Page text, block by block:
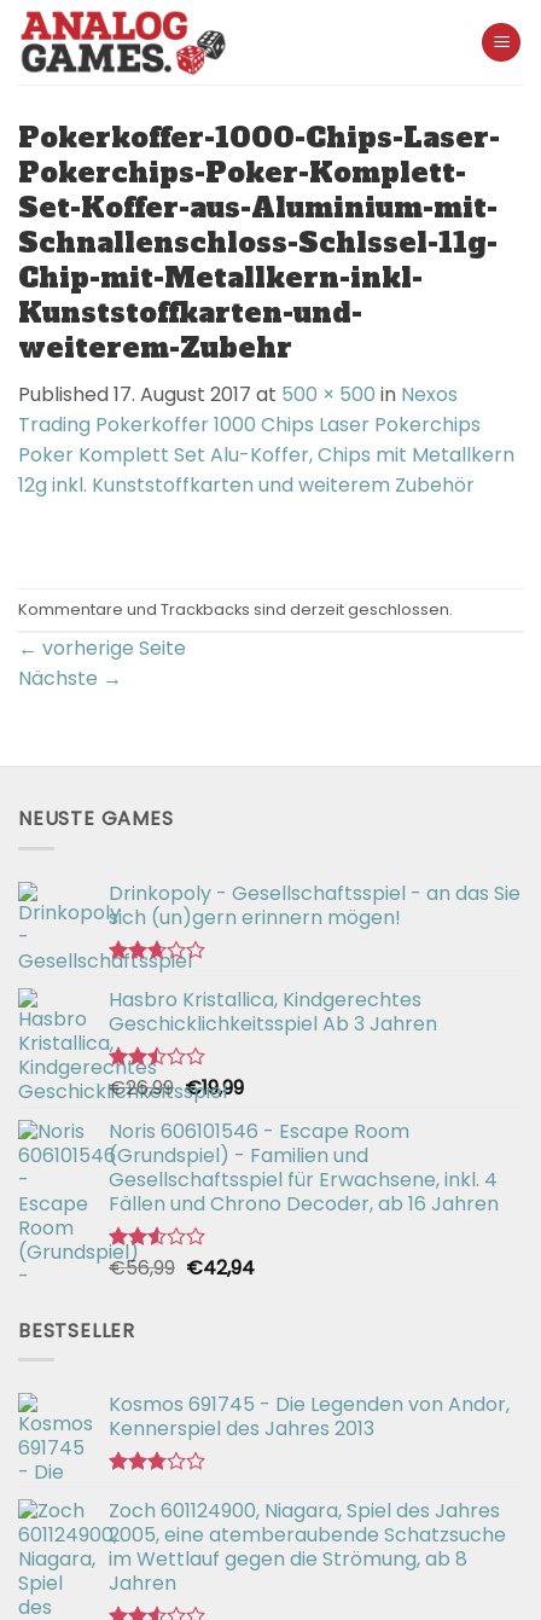
Skip
content
Pokerkoffer-1000-Chips-Laser-
Pokerchips-Poker-Komplett-
Set-Koffer-aus-Aluminium-mit-
Schnallenschloss-Schlssel-11g-
Chip-mit-Metallkern-inkl-
Kunststoffkarten-und-
weiterem-Zubehr
Published17. August 2017 at 500 × 500 in Nexos
Trading Pokerkoffer 1000 Chips Laser Pokerchips
Poker Komplett Set Alu-Koffer, Chips mit Metallkern
12g inkl. Kunststoffkarten und weiterem Zubehör
Kommentare und Trackbacks sind derzeit geschlossen.
← vorherige Seite
Nächste →
NEUSTE GAMES
Drinkopoly - Gesellschaftsspiel - an das Sie
sich (un)gern erinnern mögen!
Bewertet
mit
2.67
von 5
Hasbro Kristallica, Kindgerechtes
Geschicklichkeitsspiel Ab 3 Jahren
Bewertet
mit
2.49
von 5
€26,99 Ursprünglicher
Preis
war:
€26,99
€19,99Aktueller
ist:
€19,99.
Noris 606101546 - Escape Room
(Grundspiel) - Familien und
Gesellschaftsspiel für Erwachsene, inkl. 4
Fällen und Chrono Decoder, ab 16 Jahren
Bewertet
von 5
€56,99 Ursprünglicher
€42,94Aktueller
BESTSELLER
Kosmos 691745 - Die Legenden von Andor,
Kennerspiel des Jahres 2013
mit
2.77
von 5
Zoch 601124900, Niagara, Spiel des Jahres
2005, eine atemberaubende Schatzsuche
im Wettlauf gegen die Strömung, ab 8
Jahren